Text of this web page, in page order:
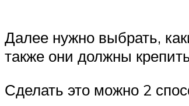
Далее нужно выбрать,
также они должны
Сделать это можно 2